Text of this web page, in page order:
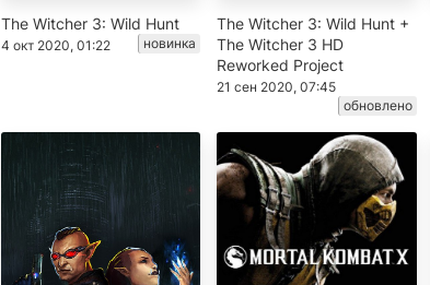
The Witcher 3: Wild Hunt
4 окт 2020, 01:22 новинка
The Witcher 3: Wild Hunt +
The Witcher 3 HD
Reworked Project
21 сен 2020, 07:45
обновлено